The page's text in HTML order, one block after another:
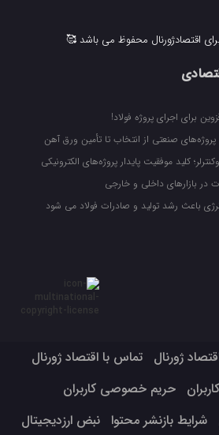
اقتصادژورنال محفوظ می باشد 🥰
برای اجرای پروژه فولاد!
پروژه‌های صنعتی از انتخاب تا تأمین ورق آهن
کلید موفقیت پایدار پروژه‌های الکترونیکی
بازارهای داخلی و خارجی
باعث رشد تولید و صادرات فولاد می شود
ژورنال
تماس با اقتصاد ژورنال
حریم خصوصی کاربران
شرایط بازنشر محتوا نبض ارزدیجیتال